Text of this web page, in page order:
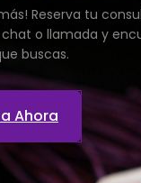
Reserva tu
o llamada y
buscas.
Ahora